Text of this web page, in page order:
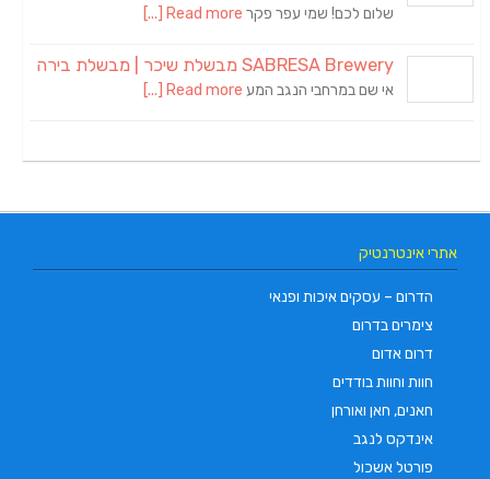
שלום לכם! שמי עפר פקר Read more [...]
SABRESA Brewery מבשלת שיכר | מבשלת בירה
אי שם במרחבי הנגב המע Read more [...]
אתרי אינטרנטיק
הדרום – עסקים איכות ופנאי
צימרים בדרום
דרום אדום
חוות וחוות בודדים
חאנים, חאן ואורחן
אינדקס לנגב
פורטל אשכול